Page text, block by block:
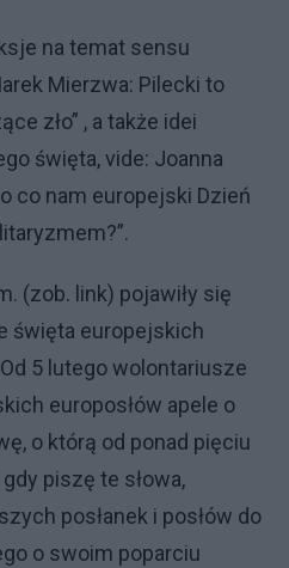
na temat sensu
Mierzwa: Pilecki to
zło” , a także idei
święta, vide: Joanna
co nam europejski Dzień
.
(zob. link) pojawiły się
święta europejskich
5 lutego wolontariusze
europosłów apele o
o którą od ponad pięciu
piszę te słowa,
posłanek i posłów do
o swoim poparciu